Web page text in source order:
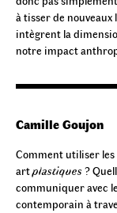
à tisser de
intègrent la
notre impact
Camille Goujon
Comment utiliser
artplastiques?
communiquer avec
contemporain à